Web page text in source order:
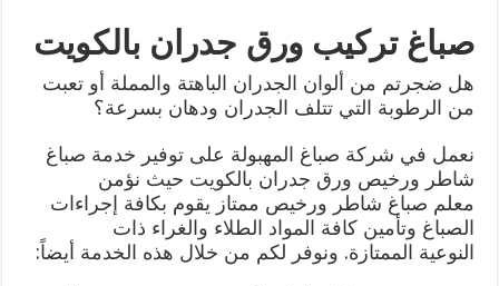
صباغ تركيب ورق جدران بالكويت
هل ضجرتم من ألوان الجدران الباهتة والمملة أو تعبت
من الرطوبة التي تتلف الجدران ودهان بسرعة؟
نعمل في شركة صباغ المهبولة على توفير خدمة صباغ
شاطر ورخيص ورق جدران بالكويت حيث نؤمن
معلم صباغ شاطر ورخيص ممتاز يقوم بكافة إجراءات
الصباغ وتأمين كافة المواد الطلاء والغراء ذات
النوعية الممتازة. ونوفر لكم من خلال هذه الخدمة أيضاً: